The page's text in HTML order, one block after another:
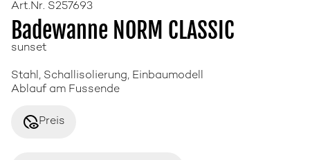
Art.Nr. S257693
Badewanne NORM CLASSIC
sunset
Stahl, Schallisolierung, Einbaumodell
Ablauf am Fussende
disabled_visiblePreis